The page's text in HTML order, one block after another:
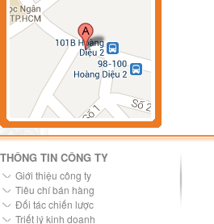
THÔNG TIN CÔNG TY
Giới thiệu công ty
Tiêu chí bán hàng
Đối tác chiến lược
Triết lý kinh doanh